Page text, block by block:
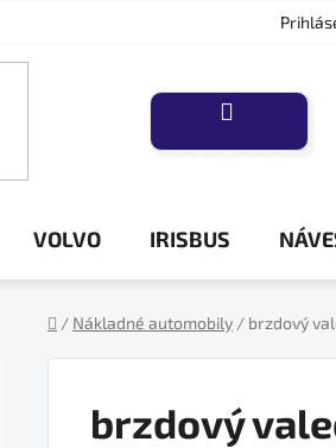
VOLVO IRISBUS
/ Nákladné automobily / brzdový
brzdový